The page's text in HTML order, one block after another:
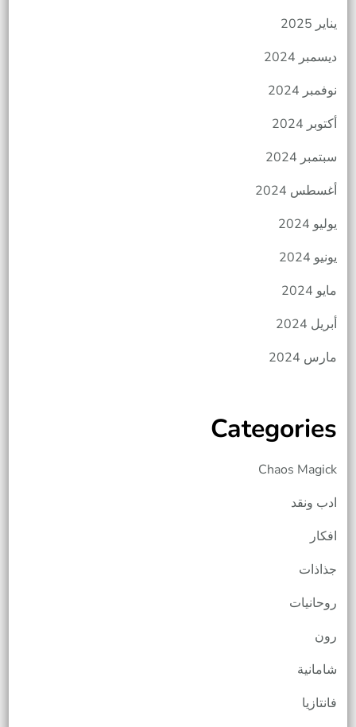
يناير 2025
ديسمبر 2024
نوفمبر 2024
أكتوبر 2024
سبتمبر 2024
أغسطس 2024
يوليو 2024
يونيو 2024
مايو 2024
أبريل 2024
مارس 2024
Categories
Chaos Magick
ادب ونقد
افكار
جذاذات
روحانيات
رون
شامانية
فانتازيا